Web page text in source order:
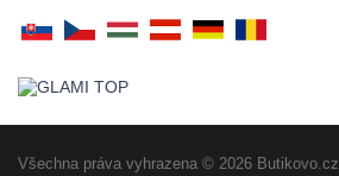
Všechna práva vyhrazena © 2026 Butikovo.cz